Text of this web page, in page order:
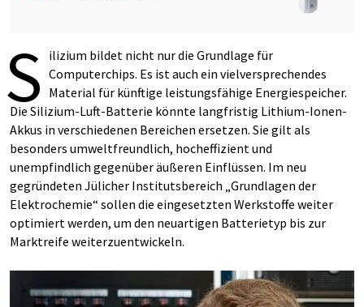
S ilizium bildet nicht nur die Grundlage für
Computerchips. Es ist auch ein vielversprechendes
Material für künftige leistungsfähige Energiespeicher.
Die Silizium-Luft-Batterie könnte langfristig Lithium-Ionen-
Akkus in verschiedenen Bereichen ersetzen. Sie gilt als
besonders umweltfreundlich, hocheffizient und
unempfindlich gegenüber äußeren Einflüssen. Im neu
gegründeten Jülicher Institutsbereich „Grundlagen der
Elektrochemie“ sollen die eingesetzten Werkstoffe weiter
optimiert werden, um den neuartigen Batterietyp bis zur
Marktreife weiterzuentwickeln.